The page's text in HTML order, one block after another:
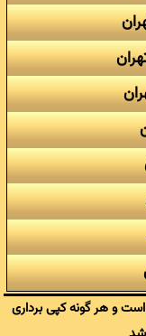
و هر گونه کپی برداری